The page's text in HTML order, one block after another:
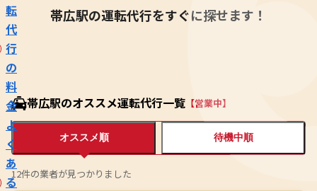
転
代
行
の
料
金
よ
く
あ
る
帯広駅の運転代行をすぐに探せます！
帯広駅のオススメ運転代行一覧 【営業中】
オススメ順 待機中順
12件の業者が見つかりました